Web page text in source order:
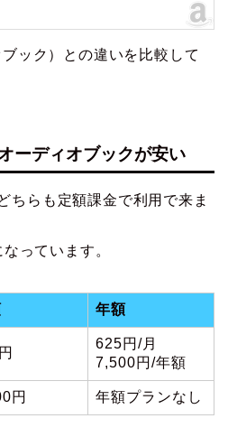
ック）との違いを比較して
ーディオブックが安い
らも定額課金で利用で来ま
っています。
年額
625円/月
7,500円/年額
円 年額プランなし